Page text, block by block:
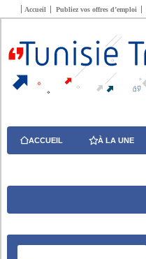
Accueil Publiez vos offres d’emploi
ACCUEIL À LA UNE